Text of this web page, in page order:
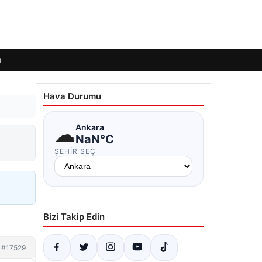
#17529
Hava Durumu
☁Ankara
NaN°C
ŞEHIR SEÇ
Bizi Takip Edin